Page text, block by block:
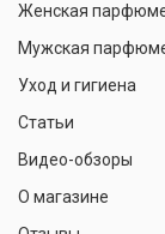
Женская
Мужская
Уход и гигиена
Статьи
Видео-обзоры
О магазине